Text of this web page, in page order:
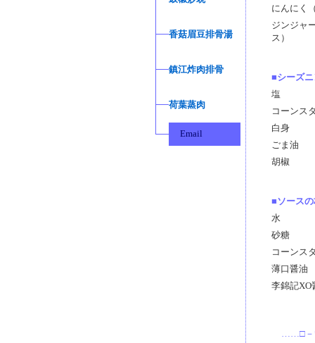
香菇眉豆排骨湯
鎮江炸肉排骨
荷葉蒸肉
Email
にんにく
ジンジャ
ス）
■シーズ
塩
コーンス
白身
ごま油
胡椒
■ソース
水
砂糖
コーンス
薄口醤油
李錦記XO
……□